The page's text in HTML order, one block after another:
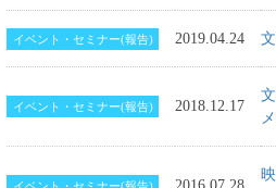
イベント・セミナー(報告) 2019.04.24
イベント・セミナー(報告) 2018.12.17